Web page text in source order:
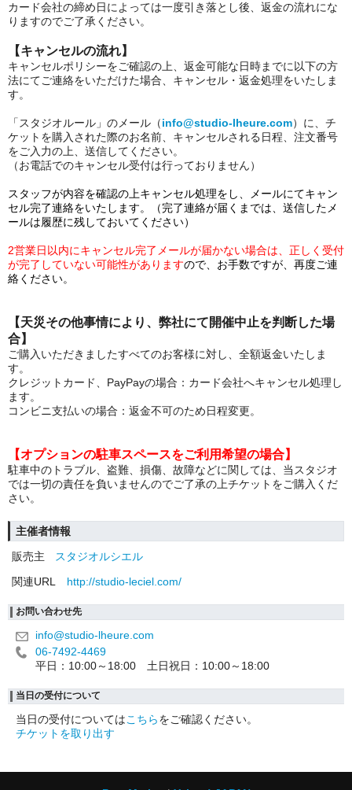
カード会社の締め日によっては一度引き落とし後、返金の流れにな
りますのでご了承ください。
【キャンセルの流れ】
キャンセルポリシーをご確認の上、返金可能な日時までに以下の方
法にてご連絡をいただけた場合、キャンセル・返金処理をいたしま
す。
「スタジオルール」のメール（info@studio-lheure.com）に、チ
ケットを購入された際のお名前、キャンセルされる日程、注文番号
をご入力の上、送信してください。
（お電話でのキャンセル受付は行っておりません）
スタッフが内容を確認の上キャンセル処理をし、メールにてキャン
セル完了連絡をいたします。（完了連絡が届くまでは、送信したメ
ールは履歴に残しておいてください）
2営業日以内にキャンセル完了メールが届かない場合は、正しく受付
が完了していない可能性がありますので、お手数ですが、再度ご連
絡ください。
【天災その他事情により、弊社にて開催中止を判断した場
合】
ご購入いただきましたすべてのお客様に対し、全額返金いたしま
す。
クレジットカード、PayPayの場合：カード会社へキャンセル処理し
ます。
コンビニ支払いの場合：返金不可のため日程変更。
【オプションの駐車スペースをご利用希望の場合】
駐車中のトラブル、盗難、損傷、故障などに関しては、当スタジオ
では一切の責任を負いませんのでご了承の上チケットをご購入くだ
さい。
主催者情報
販売主
スタジオルシエル
関連URL
http://studio-leciel.com/
お問い合わせ先
info@studio-lheure.com
06-7492-4469
平日：10:00～18:00 土日祝日：10:00～18:00
当日の受付について
当日の受付についてはこちらをご確認ください。
チケットを取り出す